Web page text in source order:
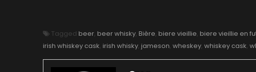
Tagged beer, beer whisky, Bière, biere vieillie, biere vieillie en
irish whiskey cask, irish whisky, jameson, wheskey, whiskey cask,